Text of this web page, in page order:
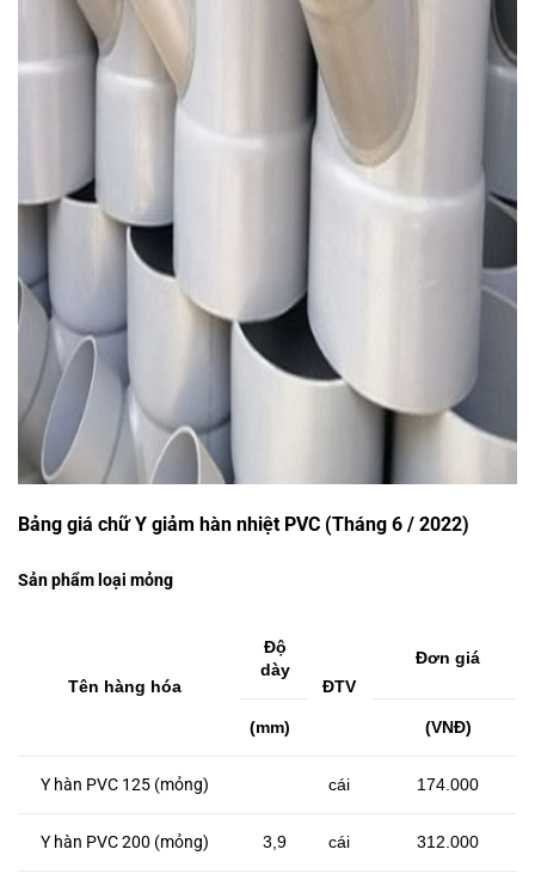
Bảng giá chữ Y giảm hàn nhiệt PVC (Tháng 6 / 2022)
Sản phẩm loại mỏng
Tên hàng hóa
Độ
dày
ĐTV
Đơn giá
(mm) (VNĐ)
Y hàn PVC 125 (mỏng) cái 174.000
Y hàn PVC 200 (mỏng) 3,9 cái 312.000